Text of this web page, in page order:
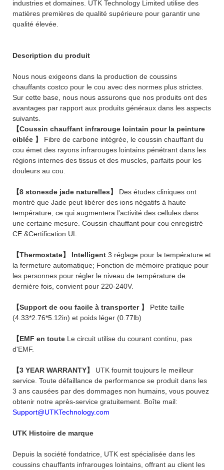
industries et domaines. UTK Technology Limited utilise des
matières premières de qualité supérieure pour garantir une
qualité élevée.
Description du produit
Nous nous exigeons dans la production de coussins
chauffants costco pour le cou avec des normes plus strictes.
Sur cette base, nous nous assurons que nos produits ont des
avantages par rapport aux produits généraux dans les aspects
suivants.
【Coussin chauffant infrarouge lointain pour la peinture
ciblée 】 Fibre de carbone intégrée, le coussin chauffant du
cou émet des rayons infrarouges lointains pénétrant dans les
régions internes des tissus et des muscles, parfaits pour les
douleurs au cou.
【8 stonesde jade naturelles】 Des études cliniques ont
montré que Jade peut libérer des ions négatifs à haute
température, ce qui augmentera l'activité des cellules dans
une certaine mesure. Coussin chauffant pour cou enregistré
CE &Certification UL.
【Thermostate】 Intelligent 3 réglage pour la température et
la fermeture automatique; Fonction de mémoire pratique pour
les personnes pour régler le niveau de température de
dernière fois, convient pour 220-240V.
【Support de cou facile à transporter 】 Petite taille
(4.33*2.76*5.12in) et poids léger (0.77lb)
【EMF en toute Le circuit utilise du courant continu, pas
d'EMF.
【3 YEAR WARRANTY】 UTK fournit toujours le meilleur
service. Toute défaillance de performance se produit dans les
3 ans causées par des dommages non humains, vous pouvez
obtenir notre après-service gratuitement. Boîte mail:
Support@UTKTechnology.com
UTK Histoire de marque
Depuis la société fondatrice, UTK est spécialisée dans les
coussins chauffants infrarouges lointains, offrant au client les